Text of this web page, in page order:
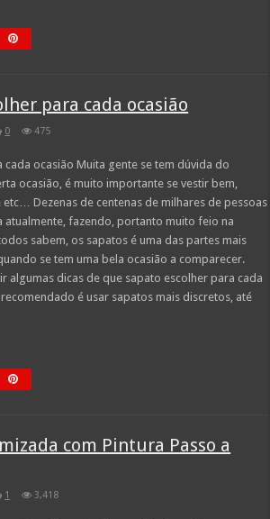
para cada ocasião
0 475
cada ocasião Muita gente se tem dúvida do
ocasião, é muito importante se vestir bem,
etc… Dezenas de centenas de milhares de pessoas
atualmente, fazendo, portanto muito feio na
sabem, os sapatos é uma das partes mais
se tem uma bela ocasião a comparecer.
algumas dicas de que sapato escolher para cada
é usar sapatos mais discretos, até
com Pintura Passo a
1 3,418